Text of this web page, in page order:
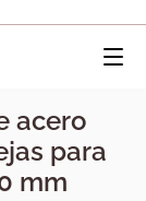
acero
para
mm